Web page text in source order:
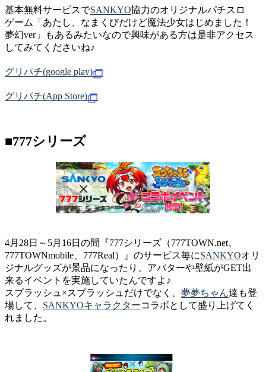
基本無料サービスでSANKYO協力のオリジナルパチスロ
ゲーム「あたし、なまくびだけど魔法少女はじめました！
夢幻ver」もあるみたいなので興味がある方は是非アクセス
してみてくださいね♪
グリパチ(google play)
グリパチ(App Store)
■777シリーズ
4月28日～5月16日の間『777シリーズ（777TOWN.net、
777TOWNmobile、777Real）』のサービス毎にSANKYOオリ
ジナルグッズが景品になったり、アバターや壁紙がGET出
来るイベントを実施していたんですよ♪
スプラッシュ×スプラッシュだけでなく、夢夢ちゃん達も登
場して、 SANKYOキャラクターコラボとして盛り上げてく
れました。